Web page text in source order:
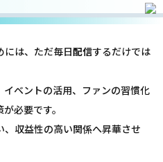
には、ただ毎日配信するだけでは
ベントの活用、ファンの習慣化
必要です。
収益性の高い関係へ昇華させ